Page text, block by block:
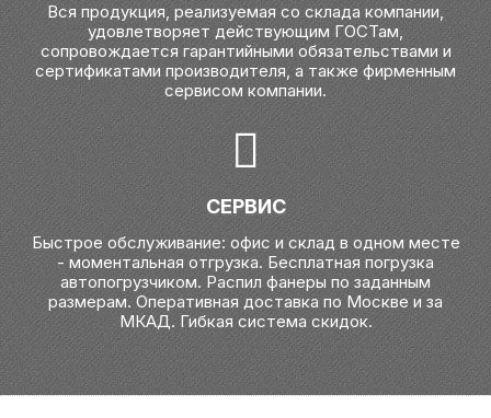
Вся продукция, реализуемая со склада компании,
удовлетворяет действующим ГОСТам,
сопровождается гарантийными обязательствами и
сертификатами производителя, а также фирменным
сервисом компании.
СЕРВИС
Быстрое обслуживание: офис и склад в одном месте
- моментальная отгрузка. Бесплатная погрузка
автопогрузчиком. Распил фанеры по заданным
размерам. Оперативная доставка по Москве и за
МКАД. Гибкая система скидок.